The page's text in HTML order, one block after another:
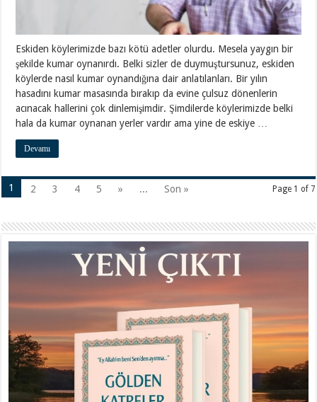
Eskiden köylerimizde bazı kötü adetler olurdu. Mesela yaygın bir
şekilde kumar oynanırdı. Belki sizler de duymuştursunuz, eskiden
köylerde nasıl kumar oynandığına dair anlatılanları. Bir yılın
hasadını kumar masasında bırakıp da evine çulsuz dönenlerin
acınacak hallerini çok dinlemişimdir. Şimdilerde köylerimizde belki
hala da kumar oynanan yerler vardır ama yine de eskiye …
Devamı
Page 1 of 7
1 2 3 4 5 » ... Son »